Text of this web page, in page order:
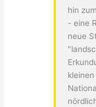
hin
- eine
neue